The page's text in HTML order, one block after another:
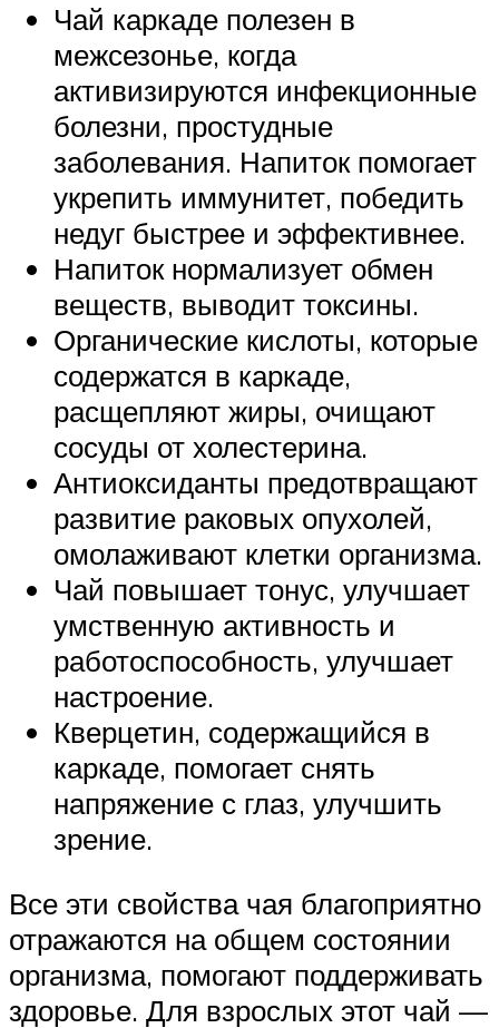
Чай каркаде полезен в
межсезонье, когда
активизируются инфекционные
болезни, простудные
заболевания. Напиток помогает
укрепить иммунитет, победить
недуг быстрее и эффективнее.
Напиток нормализует обмен
веществ, выводит токсины.
Органические кислоты, которые
содержатся в каркаде,
расщепляют жиры, очищают
сосуды от холестерина.
Антиоксиданты предотвращают
развитие раковых опухолей,
омолаживают клетки организма.
Чай повышает тонус, улучшает
умственную активность и
работоспособность, улучшает
настроение.
Кверцетин, содержащийся в
каркаде, помогает снять
напряжение с глаз, улучшить
зрение.
Все эти свойства чая благоприятно
отражаются на общем состоянии
организма, помогают поддерживать
здоровье. Для взрослых этот чай —